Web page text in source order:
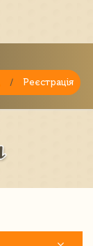
/ Реєстрація